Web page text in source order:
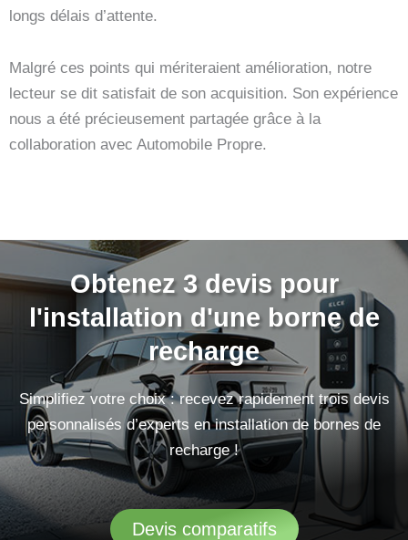
longs délais d’attente.
Malgré ces points qui mériteraient amélioration, notre
lecteur se dit satisfait de son acquisition. Son expérience
nous a été précieusement partagée grâce à la
collaboration avec Automobile Propre.
Obtenez 3 devis pour
l'installation d'une borne de
recharge
Simplifiez votre choix : recevez rapidement trois devis
personnalisés d’experts en installation de bornes de
recharge !
Devis comparatifs